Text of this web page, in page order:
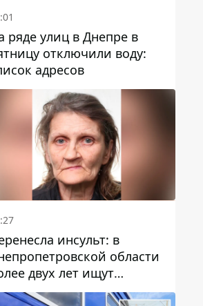
ряде улиц в Днепре в
отключили воду:
адресов
инсульт: в
области
двух лет ищут
женщину